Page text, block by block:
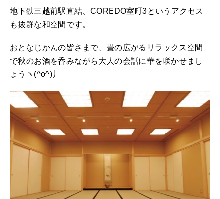
地下鉄三越前駅直結、COREDO室町3というアクセス
も抜群な和空間です。
おとなじかんの皆さまで、畳の広がるリラックス空間
で秋のお酒を呑みながら大人の会話に華を咲かせまし
ょうヽ(^o^)丿